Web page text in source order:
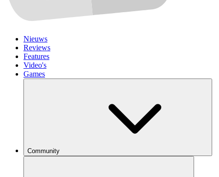
Nieuws
Reviews
Features
Video's
Games
Community